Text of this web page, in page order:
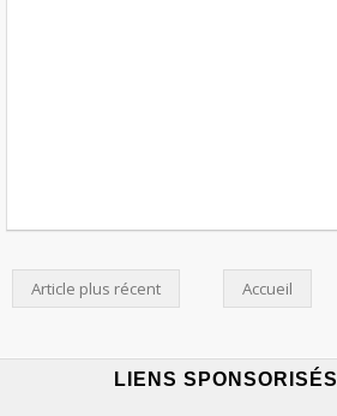
Article plus récent Accueil
LIENS SPONSORISÉS